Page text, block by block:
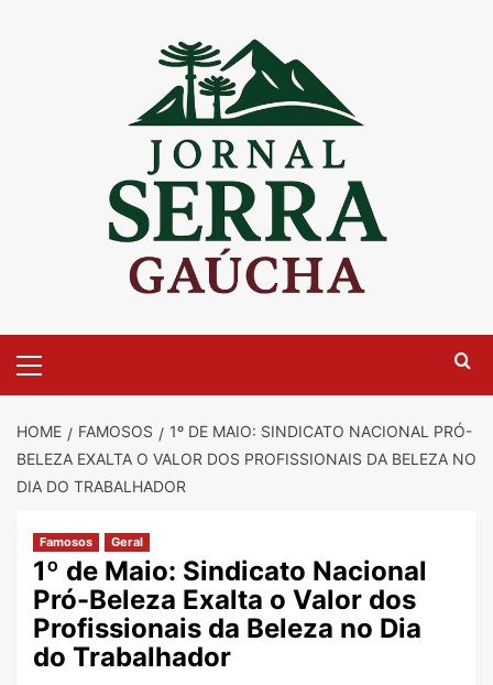
Menu
HOME FAMOSOS
1º DE MAIO: SINDICATO NACIONAL PRÓ-
BELEZA EXALTA O VALOR DOS PROFISSIONAIS DA BELEZA NO
DIA DO TRABALHADOR
Famosos Geral
1º de Maio: Sindicato Nacional
Pró-Beleza Exalta o Valor dos
Profissionais da Beleza no Dia
do Trabalhador